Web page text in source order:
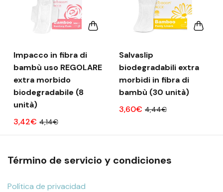
Impacco in fibra di
bambù uso REGOLARE
extra morbido
biodegradabile (8
unità)
3,42€ 4,14€
Salvaslip
biodegradabili extra
morbidi in fibra di
bambù (30 unità)
3,60€ 4,44€
Término de servicio y condiciones
Política de privacidad